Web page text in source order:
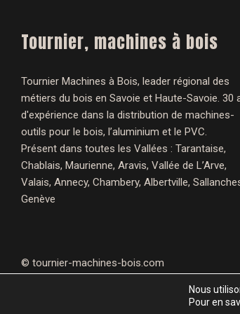
Tournier, machines à bois
Tournier Machines à Bois, leader régional des
métiers du bois en Savoie et Haute-Savoie. 30
d'expérience dans la distribution de machines-
outils pour le bois, l’aluminium et le PVC.
Présent dans toutes les Vallées : Tarantaise,
Chablais, Maurienne, Aravis, Vallée de L’Arve,
Valais, Annecy, Chambery, Albertville,
Genève
© tournier-machines-bois.com
Nous
Pour en